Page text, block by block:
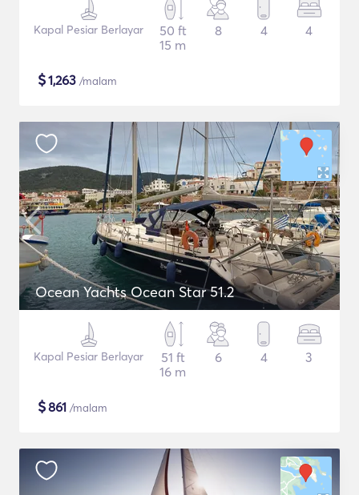
Kapal Pesiar Berlayar
50 ft
15 m
8 4 4
$1,263 /malam
Ocean Yachts Ocean Star 51.2
Kapal Pesiar Berlayar
51 ft
16 m
6 4 3
$861 /malam